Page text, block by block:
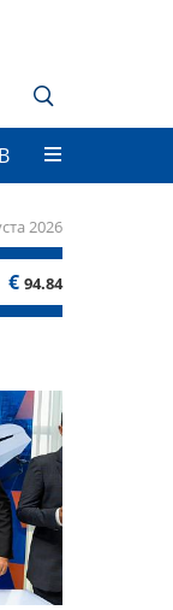
2026
€ 94.84